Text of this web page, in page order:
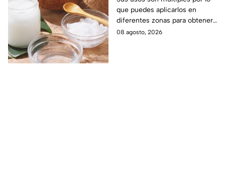
bicarbonato
que puedes aplicarlos en
diferentes zonas para obtener
beneficios.
08 agosto, 2026